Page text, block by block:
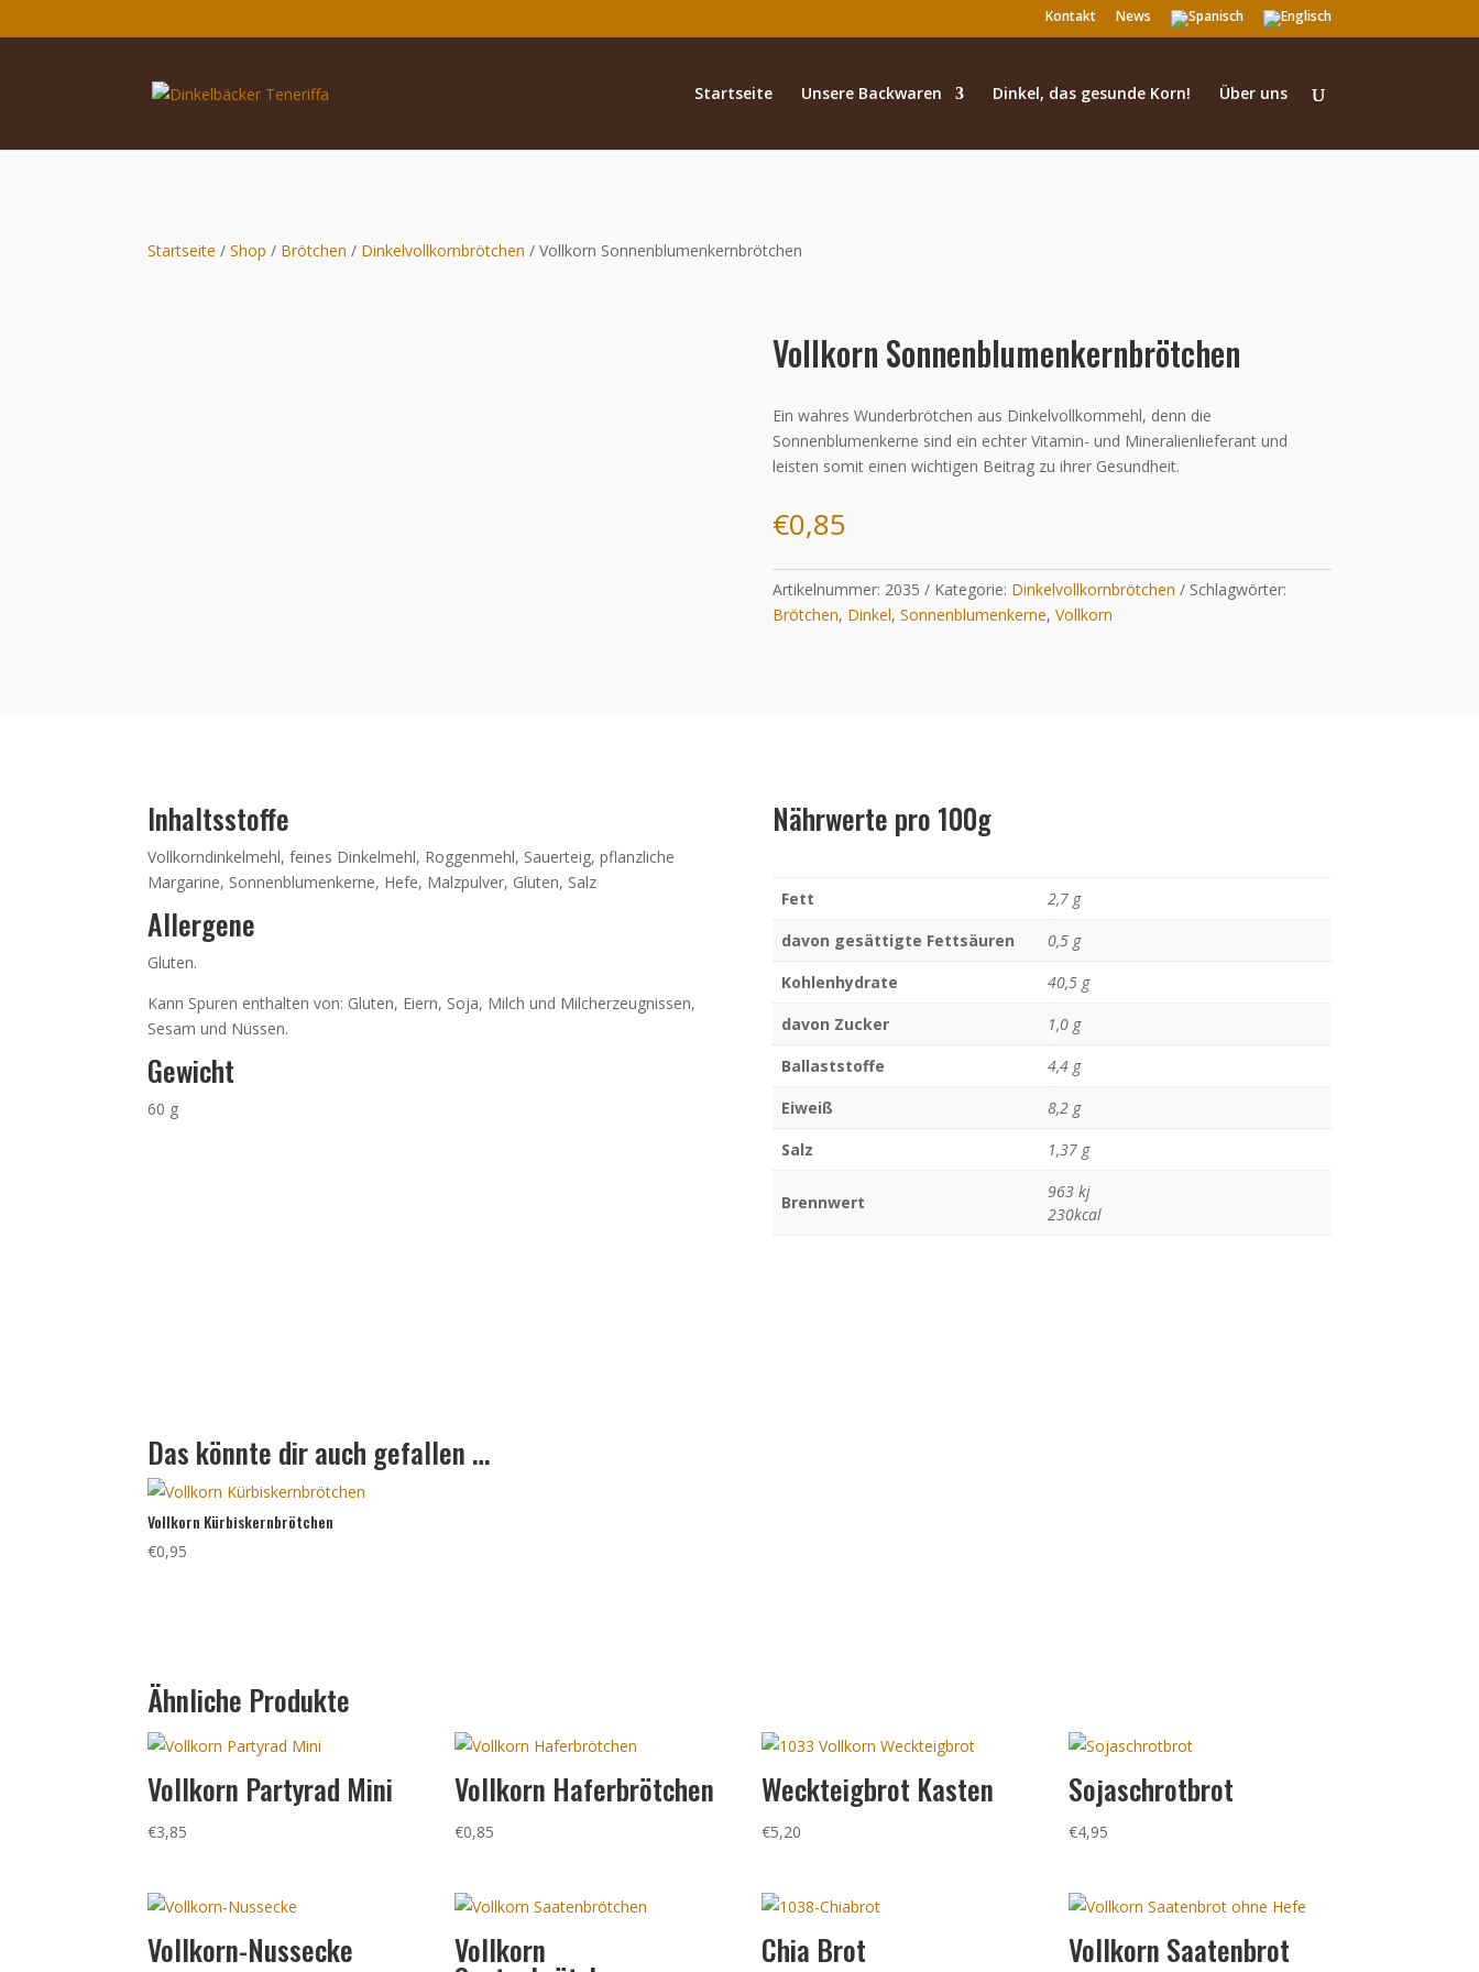
Kontakt News
Startseite Unsere Backwaren Dinkel, das gesunde Korn! Über uns
Startseite /Shop / Brötchen / Dinkelvollkornbrötchen / Vollkorn Sonnenblumenkernbrötchen
Vollkorn Sonnenblumenkernbrötchen
Ein wahres Wunderbrötchen aus Dinkelvollkornmehl, denn die
Sonnenblumenkerne sind ein echter Vitamin- und Mineralienlieferant und
leisten somit einen wichtigen Beitrag zu ihrer Gesundheit.
€0,85
Artikelnummer: 2035 Kategorie: Dinkelvollkornbrötchen
Schlagwörter:
Brötchen, Dinkel, Sonnenblumenkerne, Vollkorn
Inhaltsstoffe
Vollkorndinkelmehl, feines Dinkelmehl, Roggenmehl, Sauerteig, pflanzliche
Margarine, Sonnenblumenkerne, Hefe, Malzpulver, Gluten, Salz
Allergene
Gluten.
Kann Spuren enthalten von: Gluten, Eiern, Soja, Milch und Milcherzeugnissen,
Sesam und Nüssen.
Gewicht
60 g
Nährwerte pro 100g
Fett
2,7 g
davon gesättigte Fettsäuren
0,5 g
Kohlenhydrate
40,5 g
davon Zucker
1,0 g
Ballaststoffe
4,4 g
Eiweiß
8,2 g
Salz
1,37 g
Brennwert
963 kj
230kcal
Das könnte dir auch gefallen …
Vollkorn Kürbiskernbrötchen
€0,95
Ähnliche Produkte
Vollkorn Partyrad Mini
€3,85
Vollkorn Haferbrötchen
€0,85
Weckteigbrot Kasten
€5,20
Sojaschrotbrot
€4,95
Vollkorn-Nussecke Vollkorn Chia Brot Vollkorn Saatenbrot